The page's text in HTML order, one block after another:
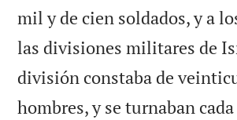
mil y de cien soldados, y a
las divisiones militares de
división constaba de
hombres, y se turnaban